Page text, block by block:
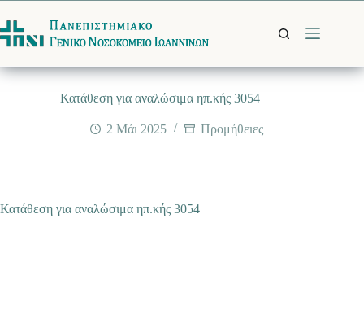
στο
περιεχόμενο
Κατάθεση για αναλώσιμα ηπ.κής 3054
2 Μάι 2025 Προμήθειες
Κατάθεση για αναλώσιμα ηπ.κής 3054